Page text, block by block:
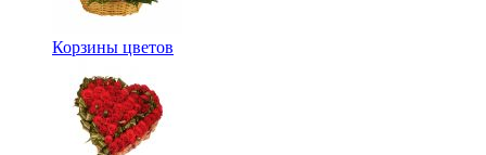
Корзины цветов